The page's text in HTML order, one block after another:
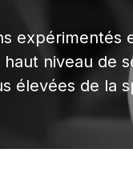
expérimentés
niveau de
élevées de la